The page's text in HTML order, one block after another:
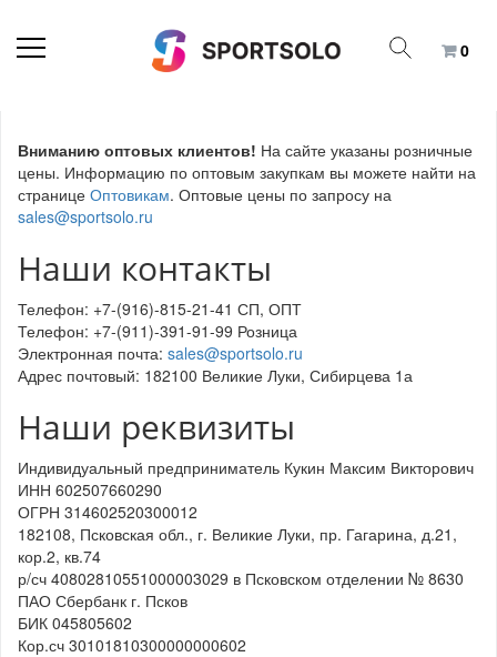
0
Вниманию оптовых клиентов! На сайте указаны розничные
цены. Информацию по оптовым закупкам вы можете найти на
странице Оптовикам. Оптовые цены по запросу на
sales@sportsolo.ru
Наши контакты
Телефон: +7-(916)-815-21-41 СП, ОПТ
Телефон: +7-(911)-391-91-99 Розница
Электронная почта: sales@sportsolo.ru
Адрес почтовый: 182100 Великие Луки, Сибирцева 1а
Наши реквизиты
Индивидуальный предприниматель Кукин Максим Викторович
ИНН 602507660290
ОГРН 314602520300012
182108, Псковская обл., г. Великие Луки, пр. Гагарина, д.21,
кор.2, кв.74
р/сч 40802810551000003029 в Псковском отделении № 8630
ПАО Сбербанк г. Псков
БИК 045805602
Кор.сч 30101810300000000602